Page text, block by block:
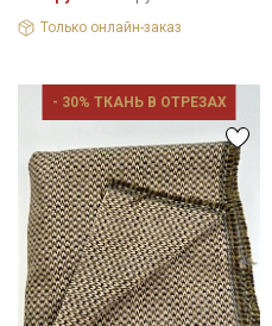
Только онлайн-заказ
- 30% ТКАНЬ В ОТРЕЗАХ